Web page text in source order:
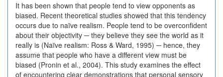
It has been shown that people tend to view opponents as
biased. Recent theoretical studies showed that this tendency
occurs due to naïve realism. People tend to be overconfident
about their objectivity ─ they believe they see the world as it
really is (Naïve realism: Ross & Ward, 1995) ─ hence, they
assume that people who have a different view must be
biased (Pronin et al., 2004). This study examines the effect
of encountering clear demonstrations that personal sensory